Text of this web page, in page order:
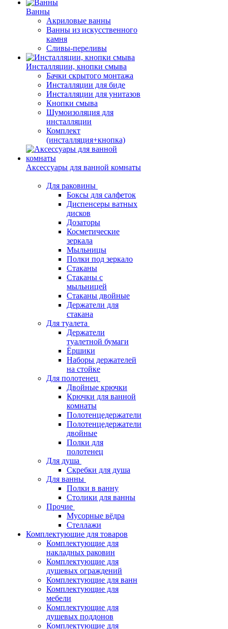
Ванны
Акриловые ванны
Ванны из искусственного
камня
Сливы-переливы
Инсталляции, кнопки смыва
Бачки скрытого монтажа
Инсталляции для биде
Инсталляции для унитазов
Кнопки смыва
Шумоизоляция для
инсталляции
Комплект
(инсталляция+кнопка)
Аксессуары для ванной комнаты
Для раковины
Боксы для салфеток
Диспенсеры ватных
дисков
Дозаторы
Косметические
зеркала
Мыльницы
Полки под зеркало
Стаканы
Стаканы с
мыльницей
Стаканы двойные
Держатели для
стакана
Для туалета
Держатели
туалетной бумаги
Ёршики
Наборы держателей
на стойке
Для полотенец
Двойные крючки
Крючки для ванной
комнаты
Полотенцедержатели
Полотенцедержатели
двойные
Полки для
полотенец
Для душа
Скребки для душа
Для ванны
Полки в ванну
Столики для ванны
Прочие
Мусорные вёдра
Стеллажи
Комплектующие для товаров
Комплектующие для
накладных раковин
Комплектующие для
душевых ограждений
Комплектующие для ванн
Комплектующие для
мебели
Комплектующие для
душевых поддонов
Комплектующие для